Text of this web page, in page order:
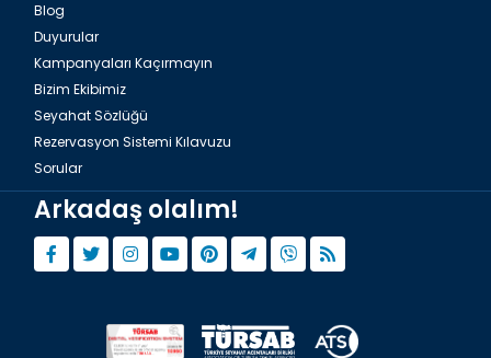
Blog
Duyurular
Kampanyaları Kaçırmayın
Bizim Ekibimiz
Seyahat Sözlüğü
Rezervasyon Sistemi Kılavuzu
Sorular
Arkadaş olalım!